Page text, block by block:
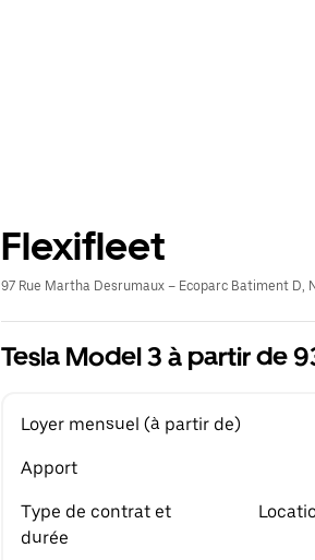
Flexifleet
97 Rue Martha Desrumaux – Ecoparc Batiment D,
Tesla Model 3 à partir de
Loyer mensuel (à partir de)
Apport
Type de contrat et
durée